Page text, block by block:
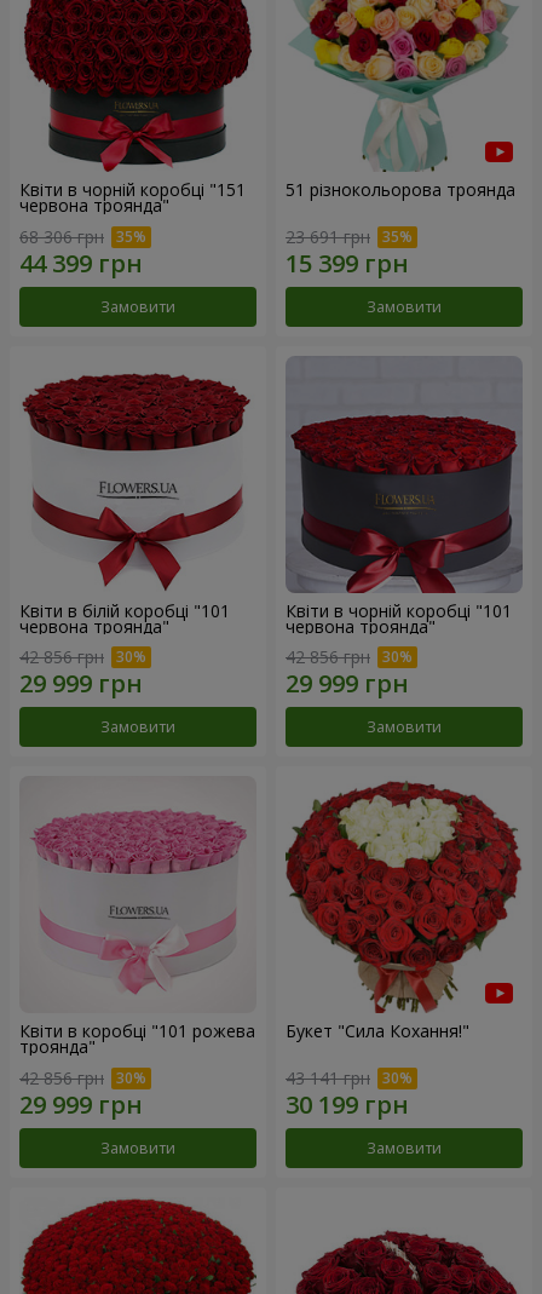
Квіти в чорній коробці "151
червона троянда"
68 306 грн
Замовити
51 різнокольорова троянда
23 691 грн
Замовити
Квіти в білій коробці "101
червона троянда"
42 856 грн
Замовити
Квіти в чорній коробці "101
червона троянда"
42 856 грн
Замовити
Квіти в коробці "101 рожева
троянда"
42 856 грн
Замовити
Букет "Сила Кохання!"
43 141 грн
Замовити